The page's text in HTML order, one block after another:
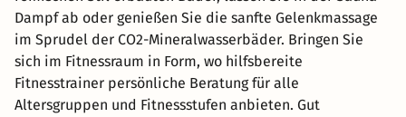
Dampf ab oder genießen Sie die sanfte Gelenkmassage
im Sprudel der CO2-Mineralwasserbäder. Bringen Sie
sich im Fitnessraum in Form, wo hilfsbereite
Fitnesstrainer persönliche Beratung für alle
Altersgruppen und Fitnessstufen anbieten. Gut